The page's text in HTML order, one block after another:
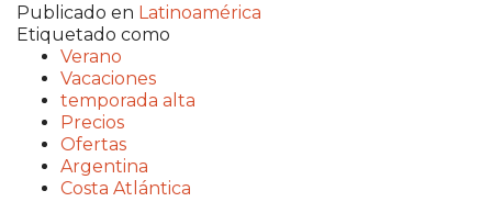
Publicado en Latinoamérica
Etiquetado como
Verano
Vacaciones
temporada alta
Precios
Ofertas
Argentina
Costa Atlántica